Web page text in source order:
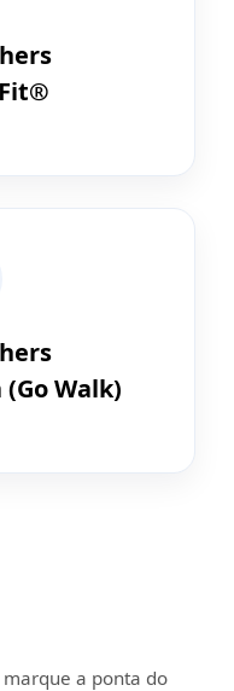
Walk)
marque a ponta do